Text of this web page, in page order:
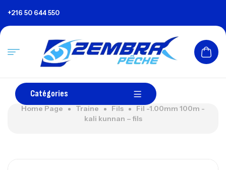
+216 50 644 550
Catégories
Home Page Traine Fils
Fil -1.00mm 100m -
kali kunnan – fils